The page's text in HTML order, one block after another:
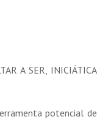
A SER, INICIÁTICA
potencial de